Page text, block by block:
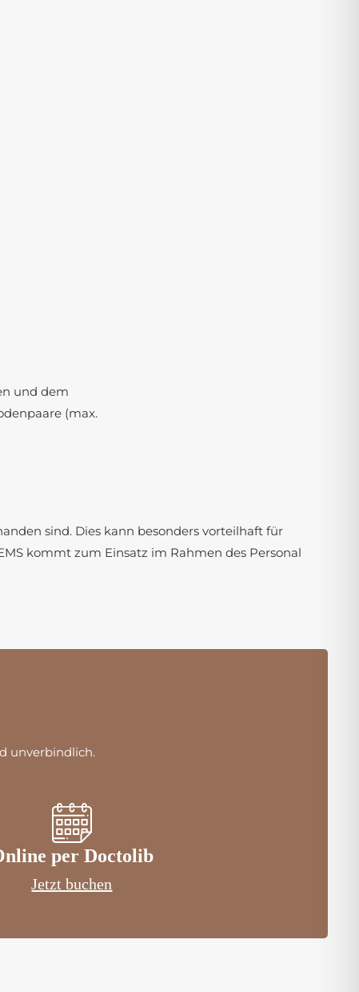
und dem
(max.
sind. Dies kann besonders vorteilhaft für
kommt zum Einsatz im Rahmen des Personal
unverbindlich.
per Doctolib
Jetzt buchen